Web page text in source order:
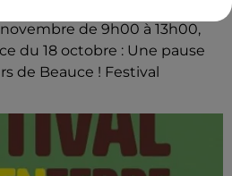
de 9h00 à 13h00,
du 18 octobre : Une pause
de Beauce ! Festival